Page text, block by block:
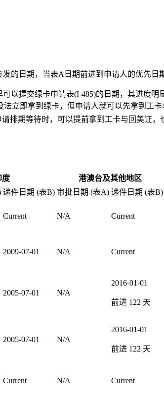
的日期，当表A日期前进到申请人的优先日
以提交绿卡申请表(I-485)的日期，其进度
立即拿到绿卡，但申请人就可以先拿到工卡
排期等待时，可以提前拿到工卡与回美证，
度
港澳台及其他地区
递件日期 (表B) 审批日期 (表A) 递件日期 (表B)
Current N/A Current
2009-07-01 N/A Current
2005-07-01 N/A
2016-01-01
前进 122 天
2005-07-01 N/A
2016-01-01
前进 122 天
Current N/A Current